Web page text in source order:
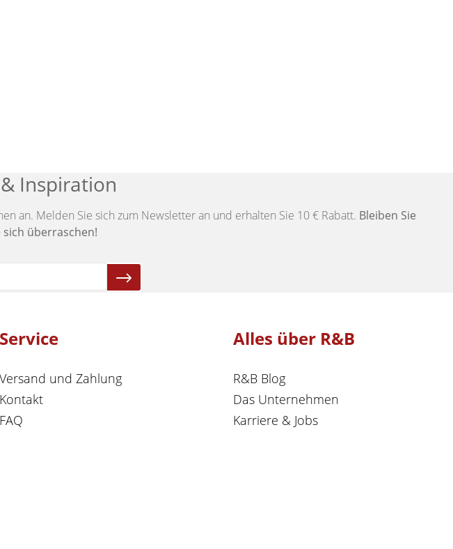
Inspiration
an. Melden Sie sich zum Newsletter an und erhalten Sie 10 € Rabatt. Bleiben Sie
sich überraschen!
Service
Versand und Zahlung
Kontakt
FAQ
Alles über R&B
R&B Blog
Das Unternehmen
Karriere & Jobs